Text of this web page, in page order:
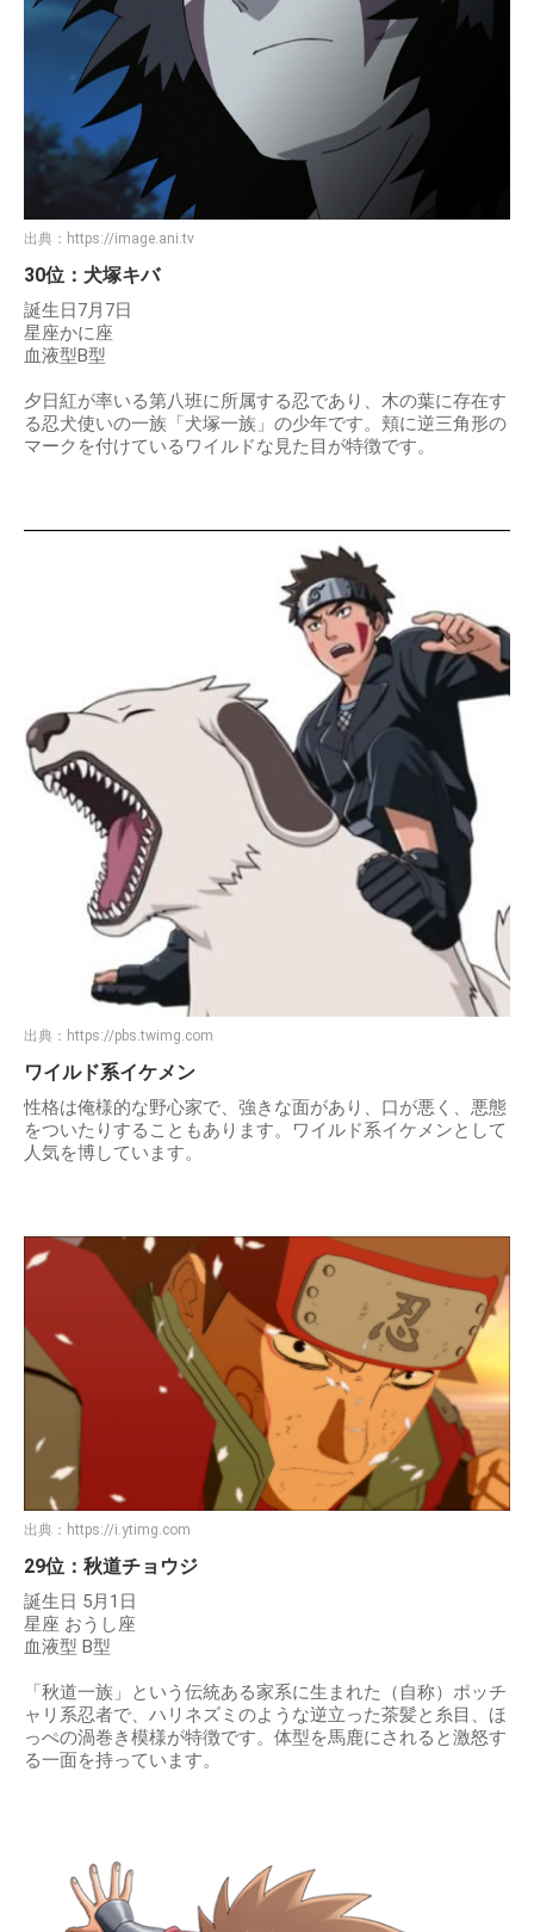
出典： https://image.ani.tv
30位：犬塚キバ
誕生日7月7日
星座かに座
血液型B型
夕日紅が率いる第八班に所属する忍であり、木の葉に存在す
る忍犬使いの一族「犬塚一族」の少年です。頬に逆三角形の
マークを付けているワイルドな見た目が特徴です。
出典： https://pbs.twimg.com
ワイルド系イケメン
性格は俺様的な野心家で、強きな面があり、口が悪く、悪態
をついたりすることもあります。ワイルド系イケメンとして
人気を博しています。
出典： https://i.ytimg.com
29位：秋道チョウジ
誕生日 5月1日
星座 おうし座
血液型 B型
「秋道一族」という伝統ある家系に生まれた（自称）ポッチ
ャリ系忍者で、ハリネズミのような逆立った茶髪と糸目、ほ
っぺの渦巻き模様が特徴です。体型を馬鹿にされると激怒す
る一面を持っています。